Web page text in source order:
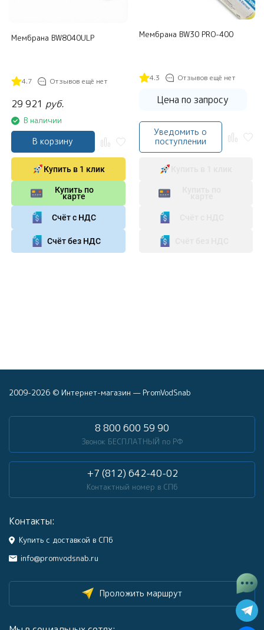
Мембрана BW8040ULP
4.7 Отзывов ещё нет
29 921 руб.
В наличии
В корзину
Купить в 1 клик
Купить по
карте
Счёт с НДС
Счёт без НДС
Мембрана BW30 PRO-400
4.3 Отзывов ещё нет
Цена по запросу
Уведомить о
поступлении
2009-2026 © Интернет-магазин — PromVodSnab
8 800 600 59 90
Звонок БЕСПЛАТНЫЙ по РФ
+7 (812) 642-40-02
Контактный номер в СПб
Контакты:
Купить с доставкой в СПб
info@promvodsnab.ru
Проложить маршрут